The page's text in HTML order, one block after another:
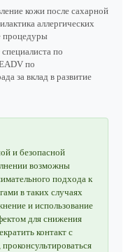
кожи после сахарной
аллергических
процедуры
по
по
за вклад в развитие
и безопасной
возможны
подхода к
в таких случаях
и использование
для снижения
контакт с